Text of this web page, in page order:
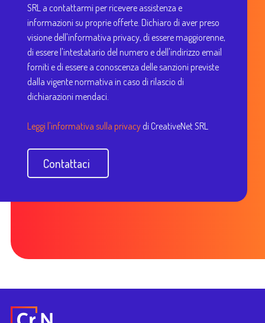
SRL a contattarmi per ricevere assistenza e
informazioni su proprie offerte. Dichiaro di aver preso
visione dell'informativa privacy, di essere maggiorenne,
di essere l'intestatario del numero e dell'indirizzo email
forniti e di essere a conoscenza delle sanzioni previste
dalla vigente normativa in caso di rilascio di
dichiarazioni mendaci.
Leggi l'informativa sulla privacydi CreativeNet SRL
Contattaci